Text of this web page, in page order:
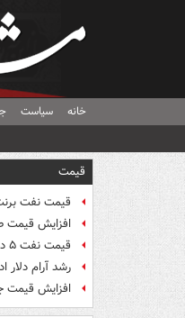
خانه سیاست
قیمت
قیمت نفت برنت به ۷۹
افزایش قیمت
قیمت نفت ۵ درصد کاهش یافت
رشد آرام دلار
افزایش قیمت